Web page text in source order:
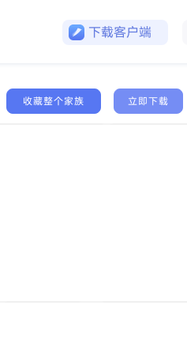
下载客户端
收藏整个家族 立即下载